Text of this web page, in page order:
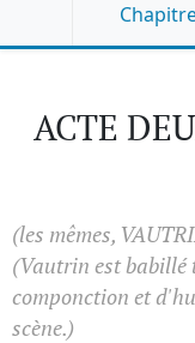
ACTE
(les mêmes,
(Vautrin est babillé
componction et
scène.)